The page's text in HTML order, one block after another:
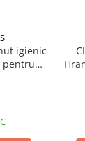
igienic
pentru
5L